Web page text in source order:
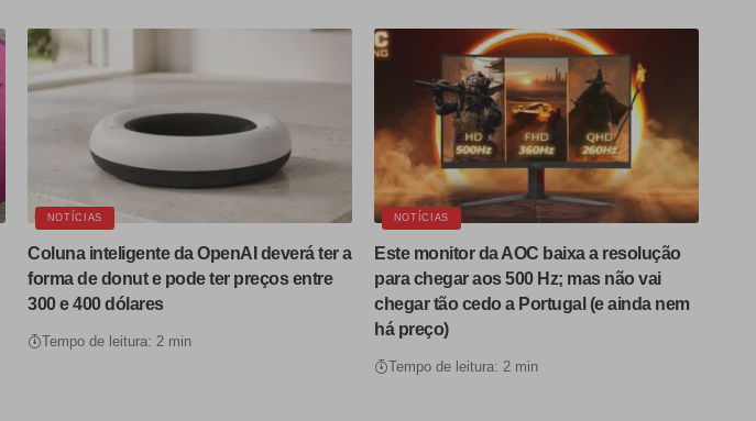
NOTÍCIAS
Coluna inteligente da OpenAI deverá ter a
forma de donut e pode ter preços entre
300 e 400 dólares
Tempo de leitura: 2 min
NOTÍCIAS
Este monitor da AOC baixa a resolução
para chegar aos 500 Hz; mas não vai
chegar tão cedo a Portugal (e ainda nem
há preço)
Tempo de leitura: 2 min